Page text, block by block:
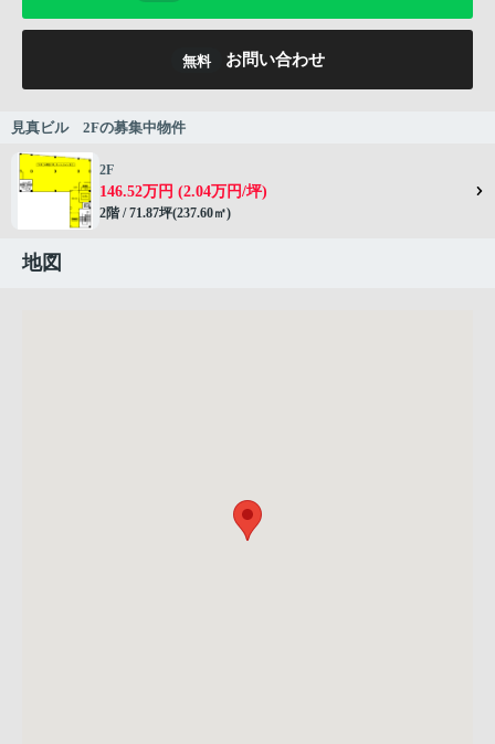
無料 お問い合わせ
見真ビル 2Fの募集中物件
2F
146.52万円 (2.04万円/坪)
2階 / 71.87坪(237.60㎡)
地図